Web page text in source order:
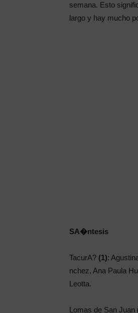
semana. Esto
largo y hay mucho
SA�ntesis
TacurA? (1):
nchez, Ana Paula
Leotta.
Lomas de San Juan